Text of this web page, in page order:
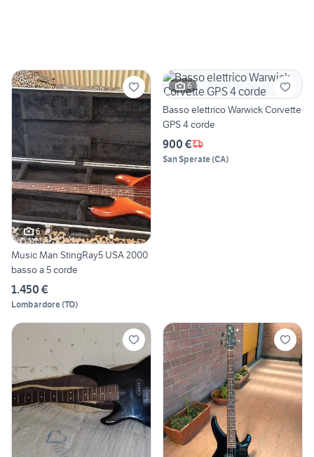
6
Music Man StingRay5 USA 2000
basso a 5 corde
1.450 €
Lombardore(TO)
6
Basso elettrico Warwick Corvette
GPS 4 corde
900 €
San Sperate(CA)